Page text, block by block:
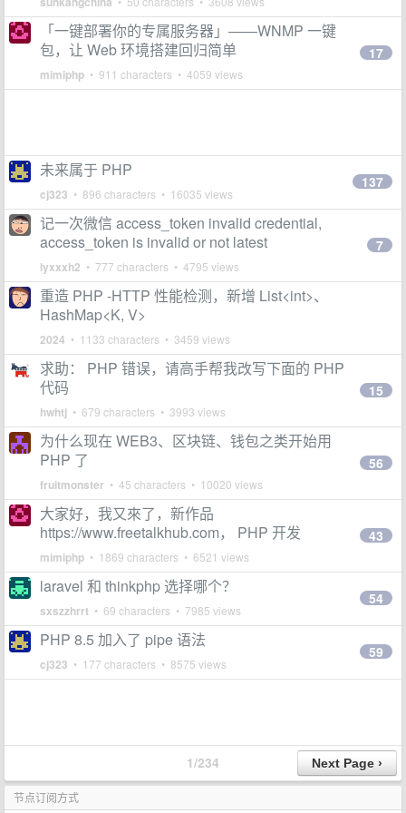
「一键部署你的专属服务器」——WNMP 一键
包，让 Web 环境搭建回归简单
mimiphp • 911 characters • 4059 views
17
未来属于 PHP
cj323 • 896 characters • 16035 views
137
记一次微信 access_token invalid credential,
access_token is invalid or not latest
lyxxxh2 • 777 characters • 4795 views
7
重造 PHP -HTTP 性能检测，新增 List<int>、
HashMap<K, V>
2024 • 1133 characters • 3459 views
求助： PHP 错误，请高手帮我改写下面的 PHP
代码
hwhtj • 679 characters • 3993 views
15
为什么现在 WEB3、区块链、钱包之类开始用
PHP 了
fruitmonster • 45 characters • 10020 views
56
大家好，我又來了，新作品
https://www.freetalkhub.com， PHP 开发
mimiphp • 1869 characters • 6521 views
43
laravel 和 thinkphp 选择哪个？
sxszzhrrt • 69 characters • 7985 views
54
PHP 8.5 加入了 pipe 语法
cj323 • 177 characters • 8575 views
59
1/234
节点订阅方式